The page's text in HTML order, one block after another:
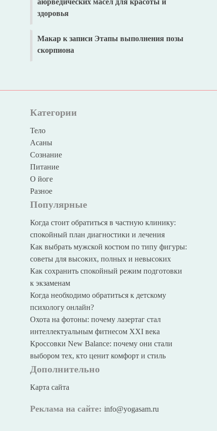
аюрведических масел для красоты и
здоровья
Макарк записи Этапы выполнения позы
скорпиона
Категории
Тело
Асаны
Сознание
Питание
О йоге
Разное
Популярные
Когда стоит обратиться в частную клинику:
спокойный план диагностики и лечения
Как выбрать мужской костюм по типу фигуры:
советы для высоких, полных и невысоких
Как сохранить спокойный режим подготовки
к экзаменам
Когда необходимо обратиться к детскому
психологу онлайн?
Охота на фотоны: почему лазертаг стал
интеллектуальным фитнесом XXI века
Кроссовки New Balance: почему они стали
выбором тех, кто ценит комфорт и стиль
Дополнительно
Карта сайта
Реклама на сайте: info@yogasam.ru